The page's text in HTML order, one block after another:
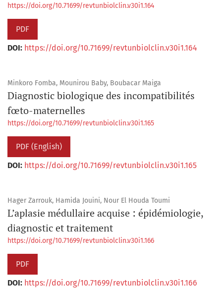
https://doi.org/10.71699/revtunbiolclin.v30i1.164
PDF
DOI: https://doi.org/10.71699/revtunbiolclin.v30i1.164
Minkoro Fomba, Mounirou Baby, Boubacar Maiga
Diagnostic biologique des incompatibilités
fœto-maternelles
https://doi.org/10.71699/revtunbiolclin.v30i1.165
PDF (English)
DOI: https://doi.org/10.71699/revtunbiolclin.v30i1.165
Hager Zarrouk, Hamida Jouini, Nour El Houda Toumi
L’aplasie médullaire acquise : épidémiologie,
diagnostic et traitement
https://doi.org/10.71699/revtunbiolclin.v30i1.166
PDF
DOI: https://doi.org/10.71699/revtunbiolclin.v30i1.166